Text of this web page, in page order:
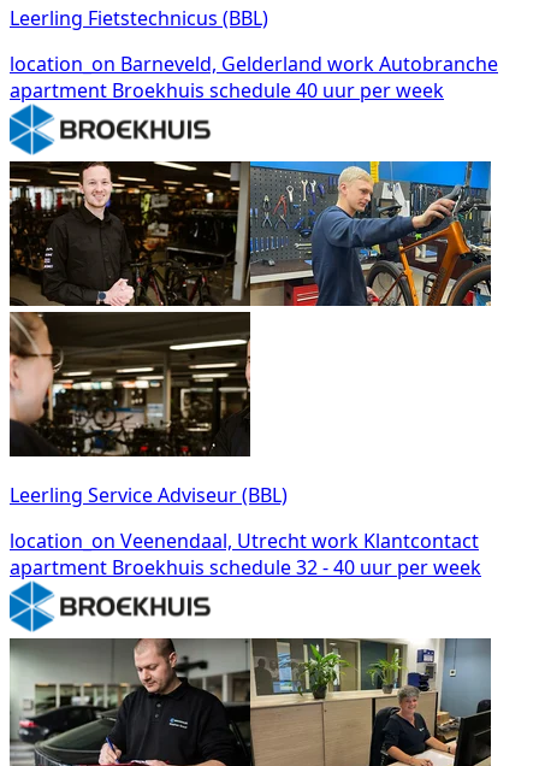
Leerling Fietstechnicus (BBL)
location_on Barneveld, Gelderland workAutobranche
apartment Broekhuis schedule40 uur per week
Leerling Service Adviseur (BBL)
location_on Veenendaal, Utrechtwork Klantcontact
apartment Broekhuis schedule32 - 40 uur per week